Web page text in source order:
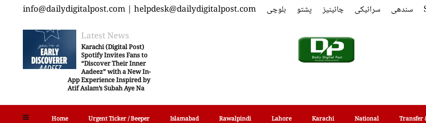
Home Urgent Ticker / Beeper Islamabad Rawalpindi Lahore Karachi National Transfer
Latest News
Karachi (Digital Post)
Spotify Invites Fans to
“Discover Their Inner
Aadeez” with a New In-
App Experience Inspired by
Atif Aslam’s Subah Aye Na
info@dailydigitalpost.com | helpdesk@dailydigitalpost.com بلوچی پشتو چائینیز سرائیکی سندھی